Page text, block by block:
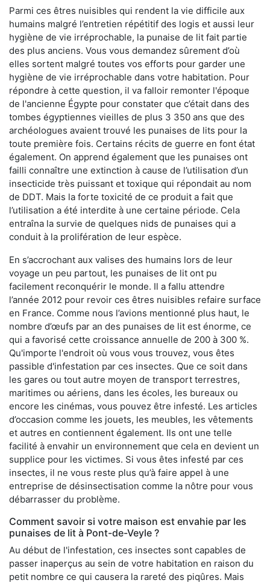
Parmi ces êtres nuisibles qui rendent la vie difficile aux
humains malgré l’entretien répétitif des logis et aussi leur
hygiène de vie irréprochable, la punaise de lit fait partie
des plus anciens. Vous vous demandez sûrement d’où
elles sortent malgré toutes vos efforts pour garder une
hygiène de vie irréprochable dans votre habitation. Pour
répondre à cette question, il va falloir remonter l'époque
de l'ancienne Égypte pour constater que c’était dans des
tombes égyptiennes vieilles de plus 3 350 ans que des
archéologues avaient trouvé les punaises de lits pour la
toute première fois. Certains récits de guerre en font état
également. On apprend également que les punaises ont
failli connaître une extinction à cause de l’utilisation d’un
insecticide très puissant et toxique qui répondait au nom
de DDT. Mais la forte toxicité de ce produit a fait que
l’utilisation a été interdite à une certaine période. Cela
entraîna la survie de quelques nids de punaises qui a
conduit à la prolifération de leur espèce.
En s’accrochant aux valises des humains lors de leur
voyage un peu partout, les punaises de lit ont pu
facilement reconquérir le monde. Il a fallu attendre
l’année 2012 pour revoir ces êtres nuisibles refaire surface
en France. Comme nous l’avions mentionné plus haut, le
nombre d’œufs par an des punaises de lit est énorme, ce
qui a favorisé cette croissance annuelle de 200 à 300 %.
Qu'importe l'endroit où vous vous trouvez, vous êtes
passible d'infestation par ces insectes. Que ce soit dans
les gares ou tout autre moyen de transport terrestres,
maritimes ou aériens, dans les écoles, les bureaux ou
encore les cinémas, vous pouvez être infesté. Les articles
d’occasion comme les jouets, les meubles, les vêtements
et autres en contiennent également. Ils ont une telle
facilité à envahir un environnement que cela en devient un
supplice pour les victimes. Si vous êtes infesté par ces
insectes, il ne vous reste plus qu’à faire appel à une
entreprise de désinsectisation comme la nôtre pour vous
débarrasser du problème.
Comment savoir si votre maison est envahie par les
punaises de lit à Pont-de-Veyle ?
Au début de l'infestation, ces insectes sont capables de
passer inaperçus au sein de votre habitation en raison du
petit nombre ce qui causera la rareté des piqûres. Mais